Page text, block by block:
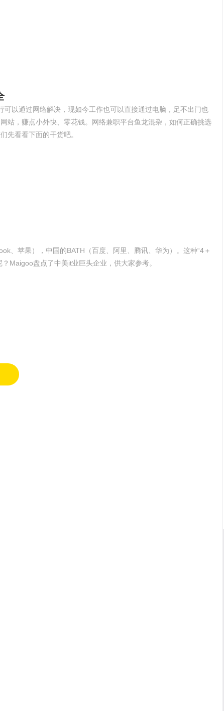
以通过网络解决，现如今工作也可以直接通过电脑，足不出门也
站，赚点小外快、零花钱。网络兼职平台鱼龙混杂，如何正确挑选
先看看下面的干货吧。
、苹果），中国的BATH（百度、阿里、腾讯、华为）。这种“4＋
Maigoo盘点了中美it业巨头企业，供大家参考。